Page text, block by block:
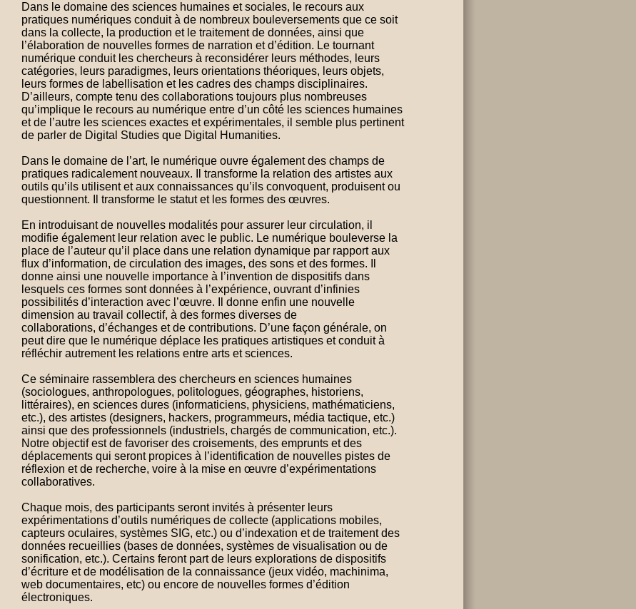
Dans le domaine des sciences humaines et sociales, le recours aux
pratiques numériques conduit à de nombreux bouleversements que ce soit
dans la collecte, la production et le traitement de données, ainsi que
l’élaboration de nouvelles formes de narration et d’édition. Le tournant
numérique conduit les chercheurs à reconsidérer leurs méthodes, leurs
catégories, leurs paradigmes, leurs orientations théoriques, leurs objets,
leurs formes de labellisation et les cadres des champs disciplinaires.
D’ailleurs, compte tenu des collaborations toujours plus nombreuses
qu’implique le recours au numérique entre d’un côté les sciences humaines
et de l’autre les sciences exactes et expérimentales, il semble plus pertinent
de parler de Digital Studies que Digital Humanities.
Dans le domaine de l’art, le numérique ouvre également des champs de
pratiques radicalement nouveaux. Il transforme la relation des artistes aux
outils qu’ils utilisent et aux connaissances qu’ils convoquent, produisent ou
questionnent. Il transforme le statut et les formes des œuvres.
En introduisant de nouvelles modalités pour assurer leur circulation, il
modifie également leur relation avec le public. Le numérique bouleverse la
place de l’auteur qu’il place dans une relation dynamique par rapport aux
flux d’information, de circulation des images, des sons et des formes. Il
donne ainsi une nouvelle importance à l’invention de dispositifs dans
lesquels ces formes sont données à l’expérience, ouvrant d’infinies
possibilités d’interaction avec l’œuvre. Il donne enfin une nouvelle
dimension au travail collectif, à des formes diverses de
collaborations, d’échanges et de contributions. D’une façon générale, on
peut dire que le numérique déplace les pratiques artistiques et conduit à
réfléchir autrement les relations entre arts et sciences.
Ce séminaire rassemblera des chercheurs en sciences humaines
(sociologues, anthropologues, politologues, géographes, historiens,
littéraires), en sciences dures (informaticiens, physiciens, mathématiciens,
etc.), des artistes (designers, hackers, programmeurs, média tactique, etc.)
ainsi que des professionnels (industriels, chargés de communication, etc.).
Notre objectif est de favoriser des croisements, des emprunts et des
déplacements qui seront propices à l’identification de nouvelles pistes de
réflexion et de recherche, voire à la mise en œuvre d’expérimentations
collaboratives.
Chaque mois, des participants seront invités à présenter leurs
expérimentations d’outils numériques de collecte (applications mobiles,
capteurs oculaires, systèmes SIG, etc.) ou d’indexation et de traitement des
données recueillies (bases de données, systèmes de visualisation ou de
sonification, etc.). Certains feront part de leurs explorations de dispositifs
d’écriture et de modélisation de la connaissance (jeux vidéo, machinima,
web documentaires, etc) ou encore de nouvelles formes d’édition
électroniques.